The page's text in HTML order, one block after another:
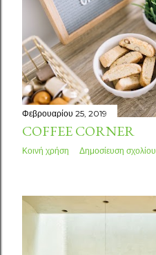
Φεβρουαρίου 25, 2019
COFFEE CORNER
Κοινή χρήση Δημοσίευση σχολίου